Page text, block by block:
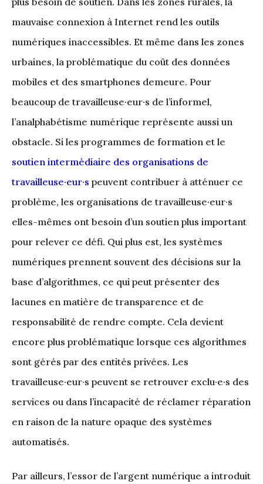
mauvaise connexion à Internet rend les outils
numériques inaccessibles. Et même dans les zones
urbaines, la problématique du coût des données
mobiles et des smartphones demeure. Pour
beaucoup de travailleuse·eur·s de l’informel,
l’analphabétisme numérique représente aussi un
obstacle. Si les programmes de formation et le
soutien intermédiaire des organisations de
travailleuse·eur·s peuvent contribuer à atténuer ce
problème, les organisations de travailleuse·eur·s
elles-mêmes ont besoin d’un soutien plus important
pour relever ce défi. Qui plus est, les systèmes
numériques prennent souvent des décisions sur la
base d’algorithmes, ce qui peut présenter des
lacunes en matière de transparence et de
responsabilité de rendre compte. Cela devient
encore plus problématique lorsque ces algorithmes
sont gérés par des entités privées. Les
travailleuse·eur·s peuvent se retrouver exclu·e·s des
services ou dans l’incapacité de réclamer réparation
en raison de la nature opaque des systèmes
automatisés.
Par ailleurs, l’essor de l’argent numérique a introduit